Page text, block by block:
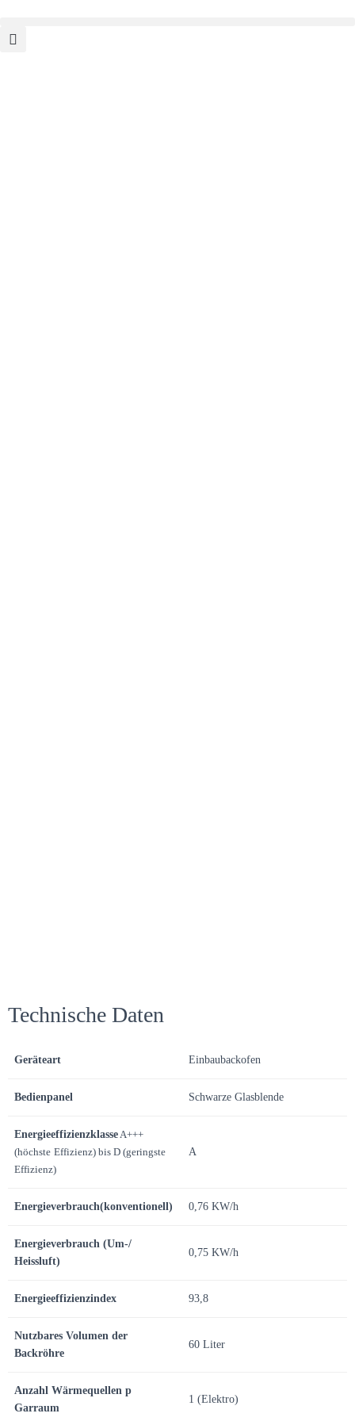
Technische Daten
Geräteart Einbaubackofen
Bedienpanel Schwarze Glasblende
EnergieeffizienzklasseA+++
(höchste Effizienz) bis D (geringste
Effizienz)
A
Energieverbrauch(konventionell) 0,76 KW/h
Energieverbrauch (Um-/
Heissluft)
0,75 KW/h
Energieeffizienzindex 93,8
Nutzbares Volumen der
Backröhre
60 Liter
Anzahl Wärmequellen p
Garraum
1 (Elektro)